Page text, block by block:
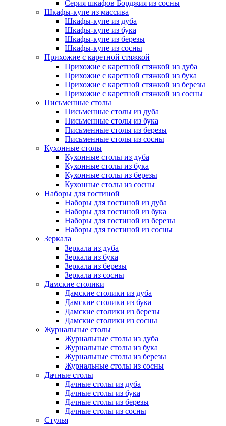
Серия шкафов Борджия из сосны
Шкафы-купе из массива
Шкафы-купе из дуба
Шкафы-купе из бука
Шкафы-купе из березы
Шкафы-купе из сосны
Прихожие с каретной стяжкой
Прихожие с каретной стяжкой из дуба
Прихожие с каретной стяжкой из бука
Прихожие с каретной стяжкой из березы
Прихожие с каретной стяжкой из сосны
Письменные столы
Письменные столы из дуба
Письменные столы из бука
Письменные столы из березы
Письменные столы из сосны
Кухонные столы
Кухонные столы из дуба
Кухонные столы из бука
Кухонные столы из березы
Кухонные столы из сосны
Наборы для гостиной
Наборы для гостиной из дуба
Наборы для гостиной из бука
Наборы для гостиной из березы
Наборы для гостиной из сосны
Зеркала
Зеркала из дуба
Зеркала из бука
Зеркала из березы
Зеркала из сосны
Дамские столики
Дамские столики из дуба
Дамские столики из бука
Дамские столики из березы
Дамские столики из сосны
Журнальные столы
Журнальные столы из дуба
Журнальные столы из бука
Журнальные столы из березы
Журнальные столы из сосны
Дачные столы
Дачные столы из дуба
Дачные столы из бука
Дачные столы из березы
Дачные столы из сосны
Стулья